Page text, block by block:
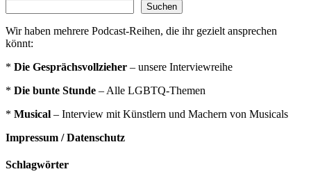
Suchen
Wir haben mehrere Podcast-Reihen, die ihr gezielt ansprechen
könnt:
* Die Gesprächsvollzieher – unsere Interviewreihe
* Die bunte Stunde – Alle LGBTQ-Themen
* Musical – Interview mit Künstlern und Machern von Musicals
Impressum / Datenschutz
Schlagwörter